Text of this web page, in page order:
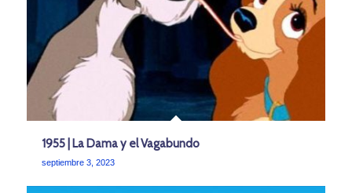
1955 | La Dama y el Vagabundo
septiembre 3, 2023